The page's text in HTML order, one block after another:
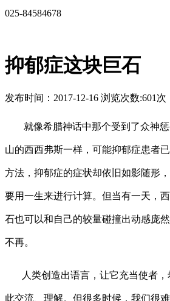
025-84584678
抑郁症这块巨石
发布时间：2017-12-16 浏览次数:601次
就像希腊神话中那个受到了众神
山的西西弗斯一样，可能抑郁症患者
方法，抑郁症的症状却依旧如影随形
要用一生来进行计算。但当有一天，
石也可以和自己的较量碰撞出动感庞
不再。
人类创造出语言，让它充当使者
此交流、理解。但很多时候，我们很